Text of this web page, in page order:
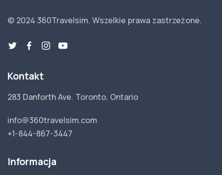
© 2024 360Travelsim. Wszelkie prawa zastrzeżone.
Kontakt
283 Danforth Ave. Toronto, Ontario
info@360travelsim.com
+1-844-867-3447
Informacja